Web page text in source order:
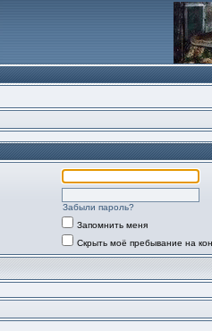
Забыли пароль?
Запомнить меня
Скрыть моё пребывание на